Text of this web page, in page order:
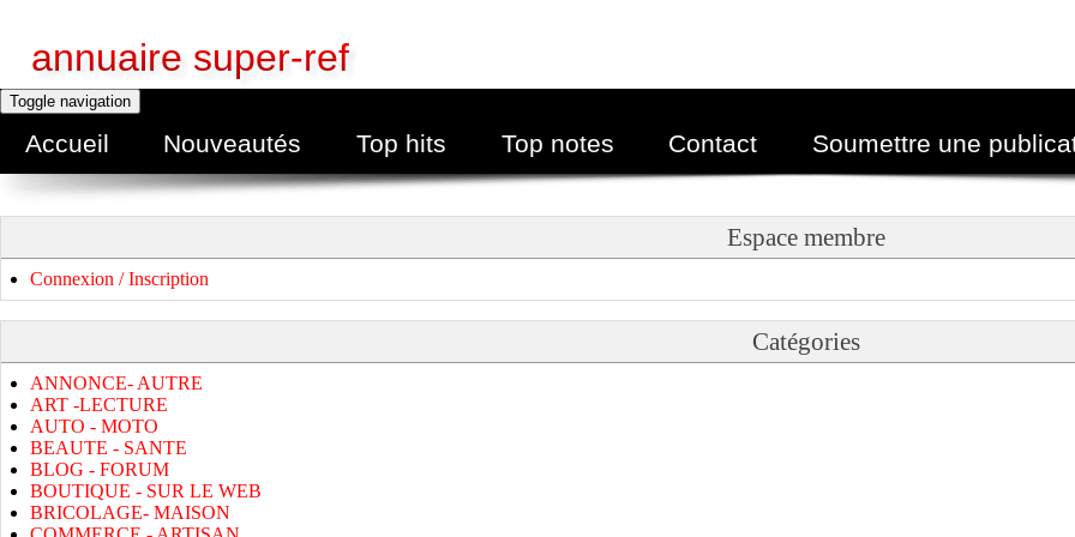
annuaire super-ref
Toggle navigation
Accueil Nouveautés Top hits Top notes Contact Soumettre une
Espace membre
Connexion / Inscription
Catégories
ANNONCE- AUTRE
ART -LECTURE
AUTO - MOTO
BEAUTE - SANTE
BLOG - FORUM
BOUTIQUE - SUR LE WEB
BRICOLAGE- MAISON